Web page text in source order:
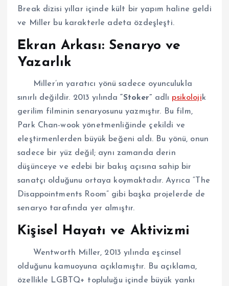
Break dizisi yıllar içinde kült bir yapım haline geldi
ve Miller bu karakterle adeta özdeşleşti.
Ekran Arkası: Senaryo ve
Yazarlık
Miller’ın yaratıcı yönü sadece oyunculukla
sınırlı değildir. 2013 yılında“Stoker” adlı psikolojik
gerilim filminin senaryosunu yazmıştır. Bu film,
Park Chan-wook yönetmenliğinde çekildi ve
eleştirmenlerden büyük beğeni aldı. Bu yönü, onun
sadece bir yüz değil; aynı zamanda derin
düşünceye ve edebi bir bakış açısına sahip bir
sanatçı olduğunu ortaya koymaktadır. Ayrıca “The
Disappointments Room” gibi başka projelerde de
senaryo tarafında yer almıştır.
Kişisel Hayatı ve Aktivizmi
Wentworth Miller, 2013 yılında eşcinsel
olduğunu kamuoyuna açıklamıştır. Bu açıklama,
özellikle LGBTQ+ topluluğu içinde büyük yankı